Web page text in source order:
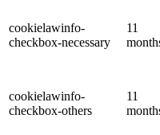
cookielawinfo-
checkbox-necessary
11
cookielawinfo-
checkbox-others
11